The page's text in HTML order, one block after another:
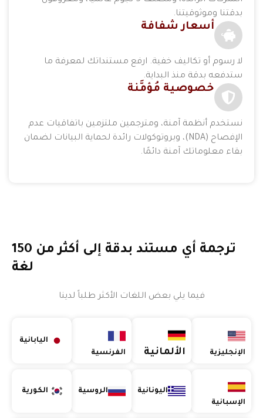
بدقتنا وموثوقيتنا.
أسعار شفافة
لا رسوم أو تكاليف خفية. ارفع مستنداتك لمعرفة ما
ستدفعه بدقة منذ البداية.
خصوصية مُؤمَّنة
نستخدم أنظمة آمنة، ومترجمين ملتزمين باتفاقيات عدم
الإفصاح (NDA)، وبروتوكولات رائدة لحماية البيانات لضمان
بقاء معلوماتك آمنة دائمًا.
ترجمة أي مستند بدقة إلى أكثر من 150
لغة
فيما يلي بعض اللغات الأكثر طلباً لدينا
الإنجليزية الألمانية الفرنسية
اليابانية
الإسبانية
اليونانية الروسية الكورية